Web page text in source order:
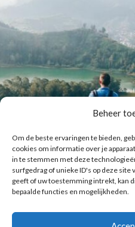
Beheer
Om de beste ervaringen te bieden,
cookies om informatie over je
in te stemmen met deze
surfgedrag of unieke ID's op deze
geeft of uw toestemming intrekt, kan
bepaalde functies en mogelijkheden.